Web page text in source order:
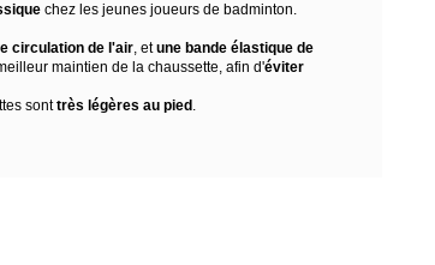
chez les jeunes joueurs de badminton.
circulation de l'air, etune bande élastique de
maintien de la chaussette, afin d'éviter
sonttrès légères au pied .